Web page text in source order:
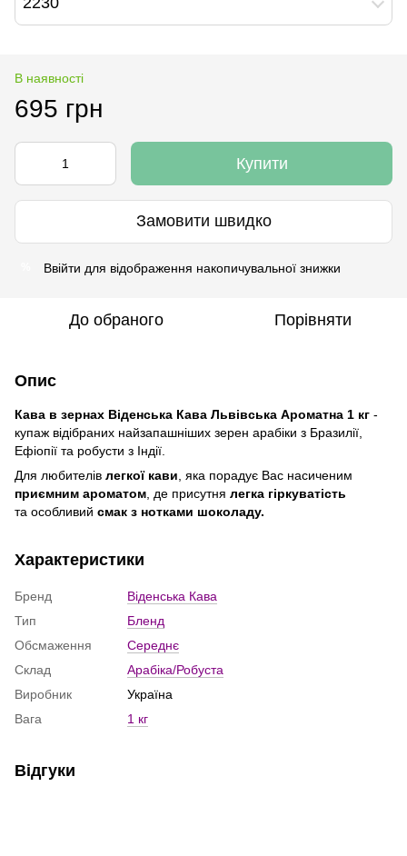
В наявності
695 грн
Купити
Замовити швидко
Ввійти для відображення накопичувальної знижки
До обраного Порівняти
Опис
Кава в зернах Вiденська Кава Львівська Ароматна 1 кг -
купаж відібраних найзапашніших зерен арабіки з Бразилії,
Ефіопії та робусти з Індії.
Для любителів легкої кави , яка порадує Вас насиченим
приємним ароматом , де присутня легка гіркуватість
та особливий смак з нотками шоколаду.
Характеристики
Бренд
Вiденська Кава
Тип
Бленд
Обсмаження
Середнє
Склад
Арабіка/Робуста
Виробник
Україна
Вага
1 кг
Відгуки